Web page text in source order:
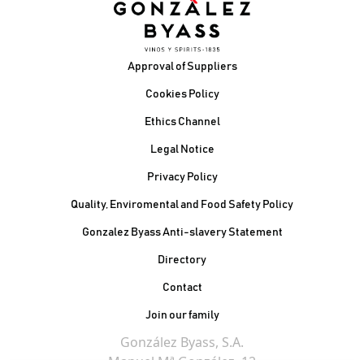
Approval of Suppliers
Cookies Policy
Ethics Channel
Legal Notice
Privacy Policy
Quality, Enviromental and Food Safety Policy
Gonzalez Byass Anti-slavery Statement
Contacto Pie de página
Directory
Contact
Join our family
González Byass, S.A.